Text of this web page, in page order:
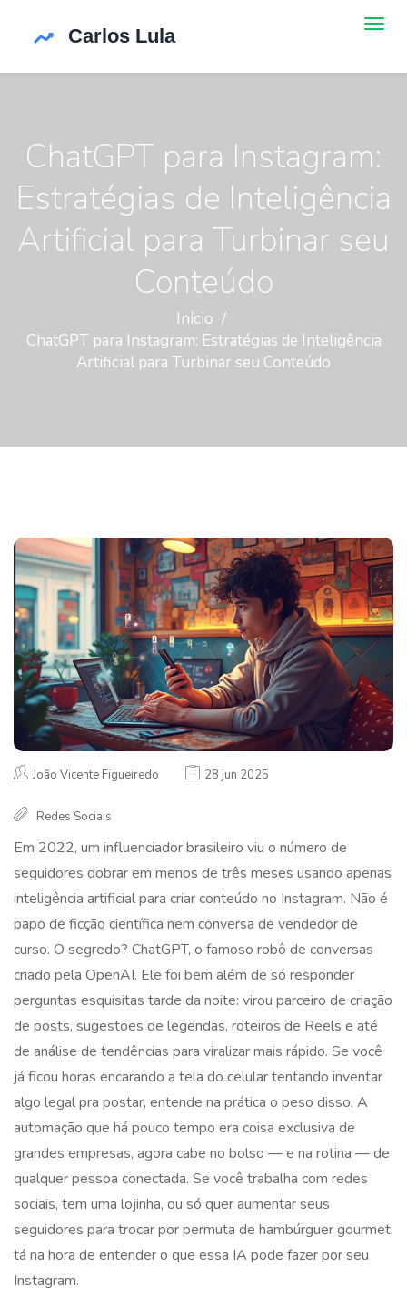
ChatGPT para Instagram:
Estratégias de Inteligência
Artificial para Turbinar seu
Conteúdo
Início
ChatGPT para Instagram: Estratégias de Inteligência
Artificial para Turbinar seu Conteúdo
João Vicente Figueiredo 28 jun 2025
Redes Sociais
Em 2022, um influenciador brasileiro viu o número de
seguidores dobrar em menos de três meses usando apenas
inteligência artificial para criar conteúdo no Instagram. Não é
papo de ficção científica nem conversa de vendedor de
curso. O segredo? ChatGPT, o famoso robô de conversas
criado pela OpenAI. Ele foi bem além de só responder
perguntas esquisitas tarde da noite: virou parceiro de criação
de posts, sugestões de legendas, roteiros de Reels e até
de análise de tendências para viralizar mais rápido. Se você
já ficou horas encarando a tela do celular tentando inventar
algo legal pra postar, entende na prática o peso disso. A
automação que há pouco tempo era coisa exclusiva de
grandes empresas, agora cabe no bolso — e na rotina — de
qualquer pessoa conectada. Se você trabalha com redes
sociais, tem uma lojinha, ou só quer aumentar seus
seguidores para trocar por permuta de hambúrguer gourmet,
tá na hora de entender o que essa IA pode fazer por seu
Instagram.